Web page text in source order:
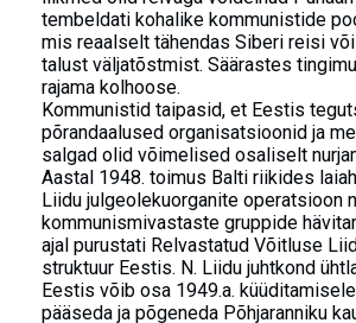
tembeldati kohalike kommunistide
mis reaalselt tähendas Siberi reisi
talust väljatõstmist. Säärastes
rajama kolhoose.
Kommunistid taipasid, et Eestis
põrandaalused organisatsioonid ja
salgad olid võimelised osaliselt
Aastal 1948. toimus Balti riikides
Liidu julgeolekuorganite operatsioon
kommunismivastaste gruppide
ajal purustati Relvastatud Võitluse
struktuur Eestis. N. Liidu juhtkond
Eestis võib osa 1949.a.
pääseda ja põgeneda Põhjaranniku